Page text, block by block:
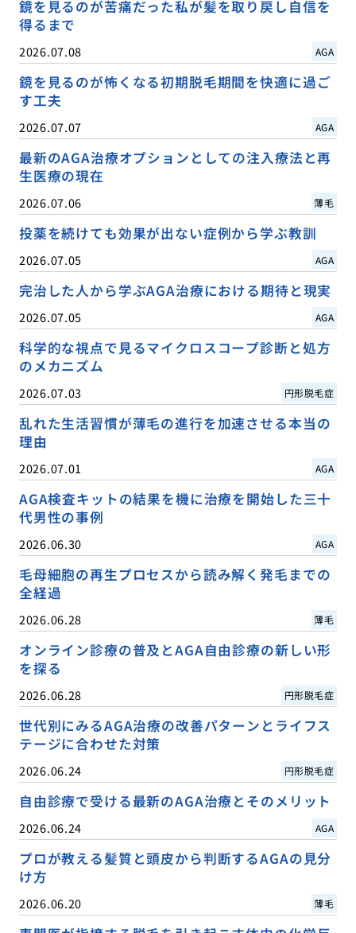
鏡を見るのが苦痛だった私が髪を取り戻し自信を
得るまで
2026.07.08 AGA
鏡を見るのが怖くなる初期脱毛期間を快適に過ご
す工夫
2026.07.07 AGA
最新のAGA治療オプションとしての注入療法と再
生医療の現在
2026.07.06 薄毛
投薬を続けても効果が出ない症例から学ぶ教訓
2026.07.05 AGA
完治した人から学ぶAGA治療における期待と現実
2026.07.05 AGA
科学的な視点で見るマイクロスコープ診断と処方
のメカニズム
2026.07.03 円形脱毛症
乱れた生活習慣が薄毛の進行を加速させる本当の
理由
2026.07.01 AGA
AGA検査キットの結果を機に治療を開始した三十
代男性の事例
2026.06.30 AGA
毛母細胞の再生プロセスから読み解く発毛までの
全経過
2026.06.28 薄毛
オンライン診療の普及とAGA自由診療の新しい形
を探る
2026.06.28 円形脱毛症
世代別にみるAGA治療の改善パターンとライフス
テージに合わせた対策
2026.06.24 円形脱毛症
自由診療で受ける最新のAGA治療とそのメリット
2026.06.24 AGA
プロが教える髪質と頭皮から判断するAGAの見分
け方
2026.06.20 薄毛